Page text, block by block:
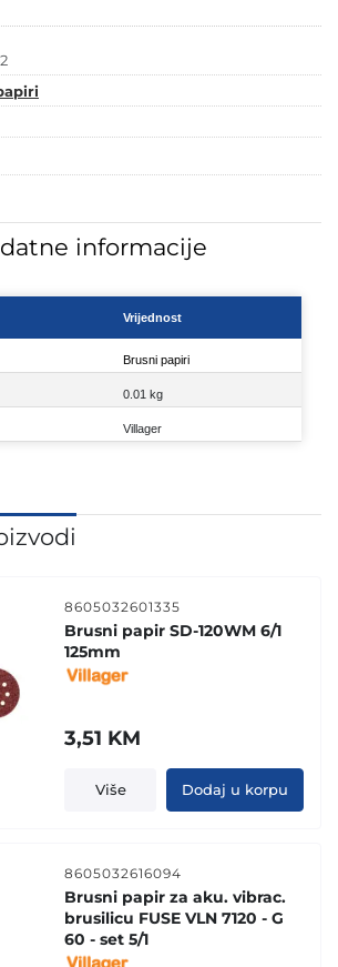
informacije
Vrijednost
Brusni papiri
0.01 kg
Villager
8605032601335
Brusni papir SD-120WM 6/1
125mm
3,51 KM
Više Dodaj u korpu
8605032616094
Brusni papir za aku. vibrac.
brusilicu FUSE VLN 7120 - G
60 - set 5/1